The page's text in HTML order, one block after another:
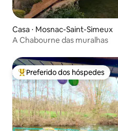
Casa ⋅ Mosnac-Saint-Simeux
A Chabourne das muralhas
Entre os melhores preferidos
Preferido dos hóspedes